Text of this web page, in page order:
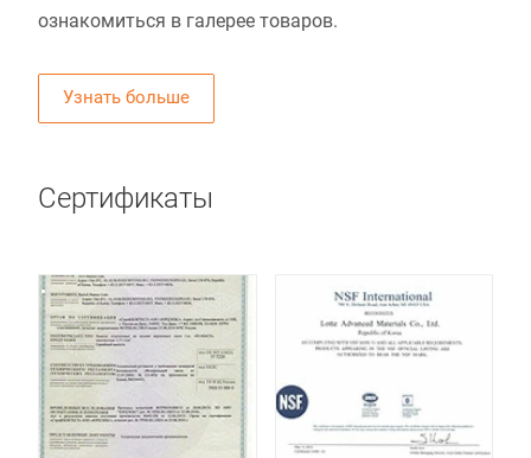
ознакомиться в галерее товаров.
Узнать больше
Сертификаты